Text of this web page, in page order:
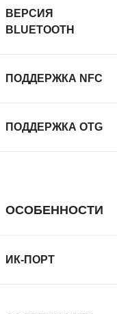
ВЕРСИЯ
BLUETOOTH
ПОДДЕРЖКА NFC
ПОДДЕРЖКА ОТG
ОСОБЕННОСТИ
ИК-ПОРТ